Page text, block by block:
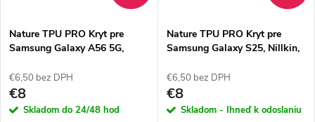
Nature TPU PRO Kryt pre
Samsung Galaxy A56 5G,
€6,50 bez DPH
€8
Skladom do 24/48 hod
Nature TPU PRO Kryt pre
Samsung Galaxy S25, Nillkin,
€6,50 bez DPH
€8
Skladom - Ihneď k odoslaniu